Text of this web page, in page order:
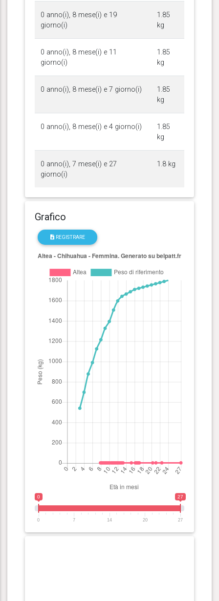
0 anno(i), 8 mese(i) e 19
giorno(i)
1.85
kg
0 anno(i), 8 mese(i) e 11
giorno(i)
1.85
kg
0 anno(i), 8 mese(i) e 7 giorno(i)
1.85
kg
0 anno(i), 8 mese(i) e 4 giorno(i)
1.85
kg
0 anno(i), 7 mese(i) e 27
giorno(i)
1.8 kg
Grafico
REGISTRARE
0 27
0 7 14 20 27